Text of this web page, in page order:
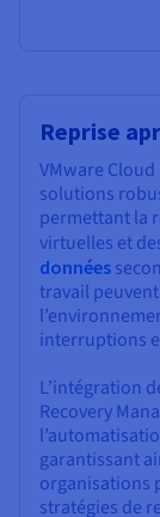
Reprise
VMware
solutions
permettant la
virtuelles et
données
travail
interruptions
L’intégration
Recovery
garantissant
organisations
stratégies de